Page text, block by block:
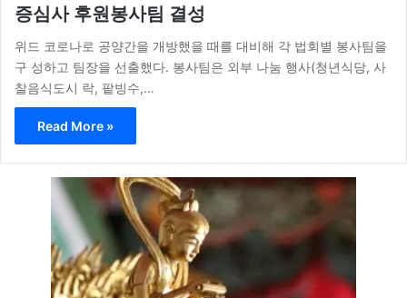
증심사 후원봉사팀 결성
위드 코로나로 공양간을 개방했을 때를 대비해 각 법회별 봉사팀을
구 성하고 팀장을 선출했다. 봉사팀은 외부 나눔 행사(청년식당, 사
찰음식도시 락, 팥빙수,…
Read More »